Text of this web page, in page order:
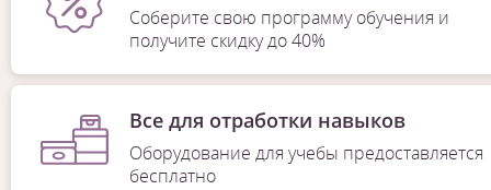
Соберите свою программу обучения и
получите скидку до 40%
Все для отработки навыков
Оборудование для учебы предоставляется
бесплатно